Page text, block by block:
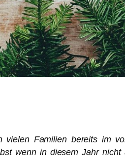
Familien bereits im
wenn in diesem Jahr